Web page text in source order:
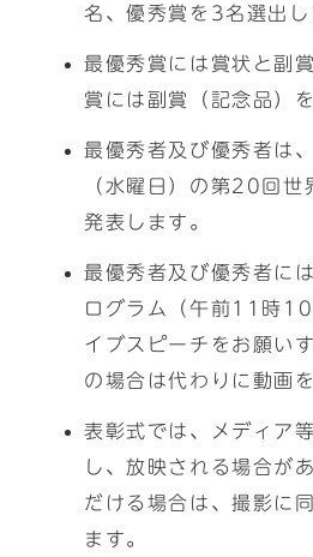
名、優秀賞を3名選出し
最優秀賞には賞状と副
賞には副賞（記念品）
最優秀者及び優秀者は
（水曜日）の第20回世
発表します。
最優秀者及び優秀者に
ログラム（午前11時
イブスピーチをお願い
の場合は代わりに動画
表彰式では、メディア
し、放映される場合が
だける場合は、撮影に
ます。